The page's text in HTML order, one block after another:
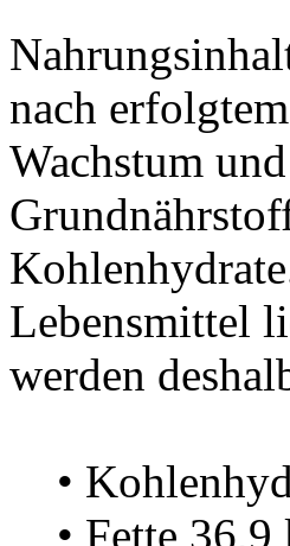
nach
Wachstum
Lebensmittel
werden
•
• Fette 36,9